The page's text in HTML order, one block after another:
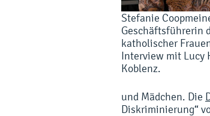
Stefanie
Geschäftsführerin
katholischer
Interview mit Lucy
Koblenz.
und Mädchen. Die
Diskriminierung“